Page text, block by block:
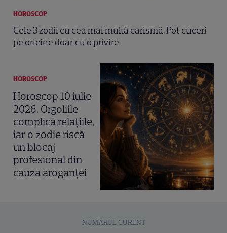
HOROSCOP
Cele 3 zodii cu cea mai multă carismă. Pot cuceri
pe oricine doar cu o privire
HOROSCOP
Horoscop 10 iulie
2026. Orgoliile
complică relațiile,
iar o zodie riscă
un blocaj
profesional din
cauza aroganței
NUMĂRUL CURENT